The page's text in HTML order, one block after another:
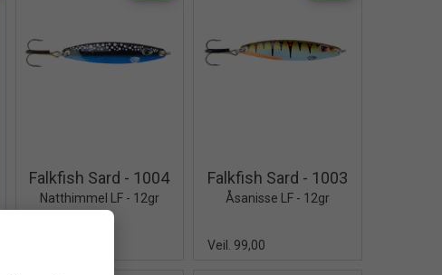
Falkfish Sard - 1004
Natthimmel LF - 12gr
Falkfish Sard - 1003
Åsanisse LF - 12gr
Veil. 99,00